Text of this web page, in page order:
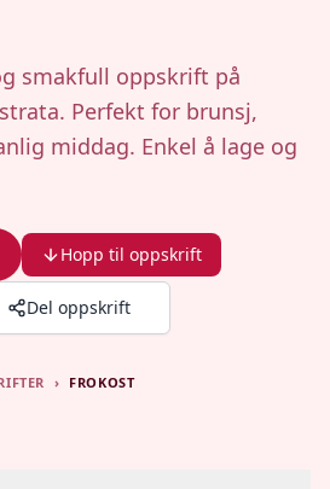
smakfull oppskrift på
Perfekt for brunsj,
middag. Enkel å lage og
Hopp til oppskrift
Del oppskrift
› FROKOST